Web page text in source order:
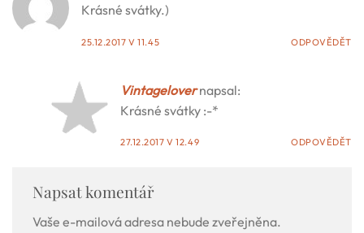
Krásné svátky.)
25.12.2017 V 11.45 ODPOVĚDĚT
Vintagelover napsal:
Krásné svátky :-*
27.12.2017 V 12.49 ODPOVĚDĚT
Napsat komentář
Vaše e-mailová adresa nebude zveřejněna.